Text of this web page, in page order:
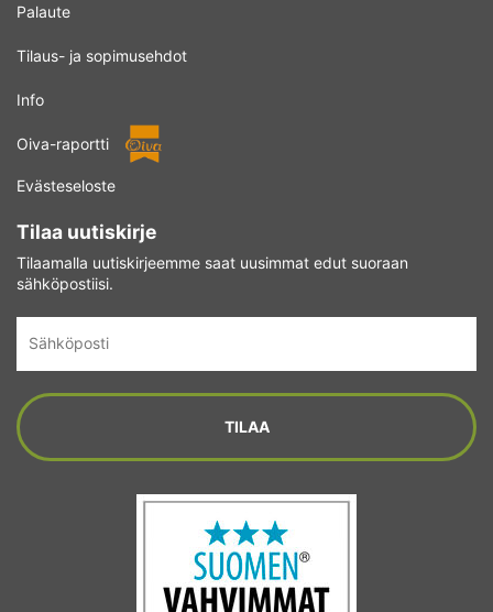
Palaute
Tilaus- ja sopimusehdot
Info
Oiva-raportti
Evästeseloste
Tilaa uutiskirje
Tilaamalla uutiskirjeemme saat uusimmat edut suoraan
sähköpostiisi.